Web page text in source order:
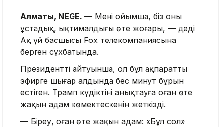
Алматы, NEGE. — Менің ойымша, біз оны
ұстадық, ықтималдығы өте жоғары, — деді
Ақ үй басшысы Fox телекомпаниясына
берген сұхбатында.
Президенттің айтуынша, ол бұл ақпаратты
эфирге шығар алдында бес минут бұрын
естіген. Трамп күдіктіні анықтауға оған өте
жақын адам көмектескенін жеткізді.
— Біреу, оған өте жақын адам: «Бұл сол»